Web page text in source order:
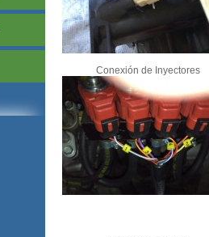
Conexión de Inyectores